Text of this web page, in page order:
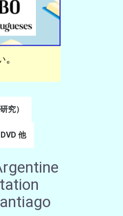
究）
学
学 他